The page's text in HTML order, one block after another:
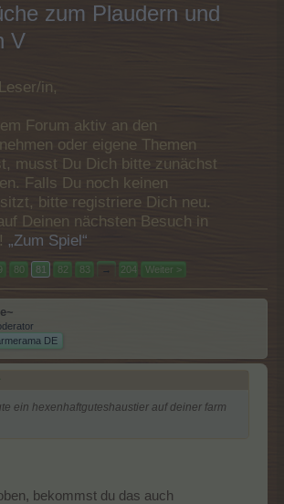
zum Plaudern und
V
in,
Forum aktiv an den
oder eigene Themen
musst Du Dich bitte zunächst
Falls Du noch keinen
bitte registriere Dich neu.
Deinen nächsten Besuch in
„Zum Spiel“
80 81 82 83 → 204 Weiter >
DE
ein hexenhaftguteshaustier auf deiner farm
bekommst du das auch